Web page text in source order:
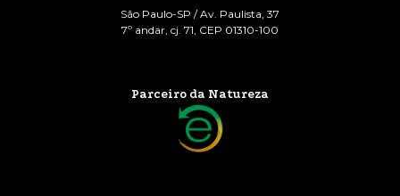
São Paulo-SP / Av. Paulista, 37
7º andar, cj. 71, CEP 01310-100
Parceiro da Natureza